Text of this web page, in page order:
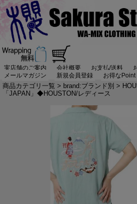
実店舗のご案内 会社概要 お支払/送料
メールマガジン
新規会員登録 お得なPoint
商品カテゴリ一覧 > brand:ブランド別 >
「JAPAN」◆HOUSTON/レディース